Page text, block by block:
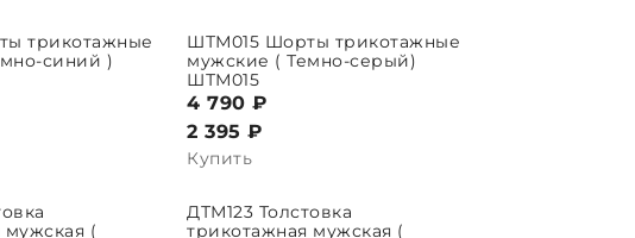
трикотажные
синий )
ВЫБРАТЬ ПАРАМЕТРЫШТМ015 Шорты трикотажные
мужские ( Темно-серый)
ШТМ015
4 790 ₽
2 395 ₽
Купить
мужская (
ВЫБРАТЬ ПАРАМЕТРЫ
ДТМ123 Толстовка
трикотажная мужская (